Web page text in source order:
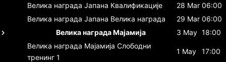
Велика награда Јапана Квалификације 28 Mar 06:00
Велика награда Јапана Велика награда 29 Mar 06:00
Велика награда Мајамија
3 May 18:00
Велика награда Мајамија Слободни
тренинг 1
1 May 17:00